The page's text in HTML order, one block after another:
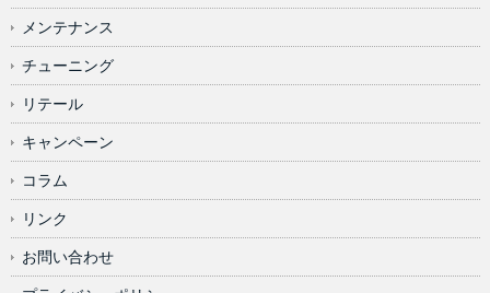
メンテナンス
チューニング
リテール
キャンペーン
コラム
リンク
お問い合わせ